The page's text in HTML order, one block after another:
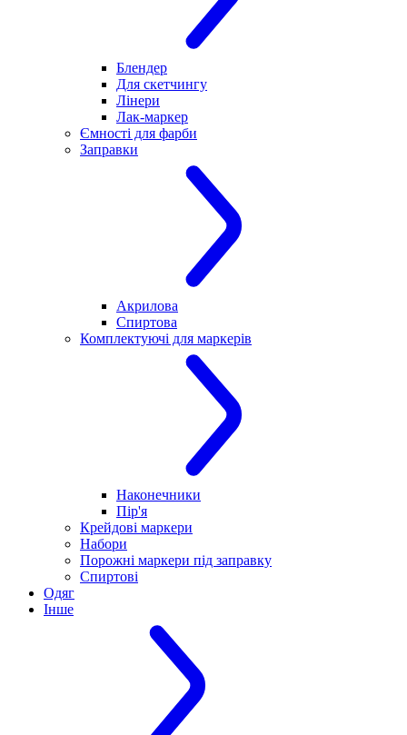
Блендер
Для скетчингу
Лінери
Лак-маркер
Ємності для фарби
Заправки
Акрилова
Спиртова
Комплектуючі для маркерів
Наконечники
Пір'я
Крейдові маркери
Набори
Порожні маркери під заправку
Спиртові
Одяг
Інше